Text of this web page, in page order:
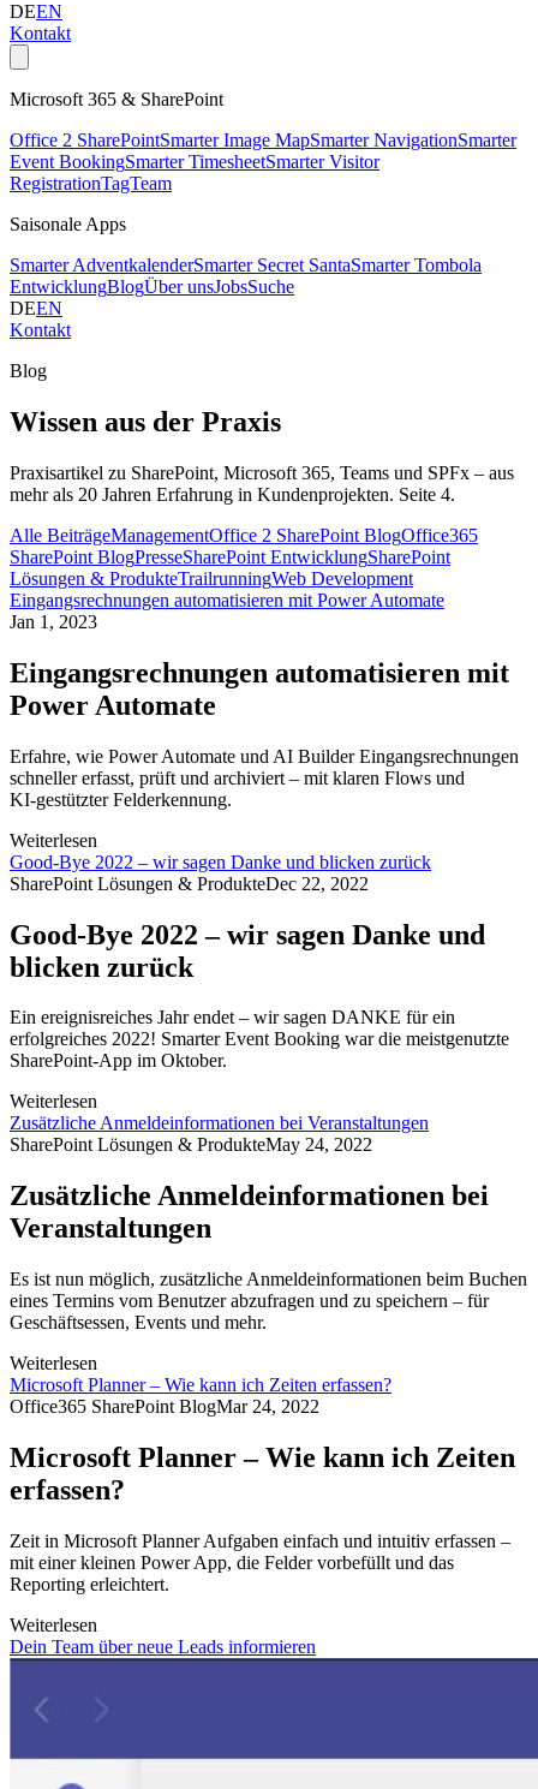
DEEN
Kontakt
Microsoft 365 & SharePoint
Office 2 SharePointSmarter Image MapSmarter NavigationSmarter
Event BookingSmarter TimesheetSmarter Visitor
RegistrationTagTeam
Saisonale Apps
Smarter AdventkalenderSmarter Secret SantaSmarter Tombola
EntwicklungBlogÜber unsJobsSuche
DEEN
Kontakt
Blog
Wissen aus der Praxis
Praxisartikel zu SharePoint, Microsoft 365, Teams und SPFx – aus
mehr als 20 Jahren Erfahrung in Kundenprojekten. Seite 4.
Alle BeiträgeManagementOffice 2 SharePoint BlogOffice365
SharePoint BlogPresseSharePoint EntwicklungSharePoint
Lösungen & ProdukteTrailrunningWeb Development
Eingangsrechnungen automatisieren mit Power Automate
Jan 1, 2023
Eingangsrechnungen automatisieren mit
Power Automate
Erfahre, wie Power Automate und AI Builder Eingangsrechnungen
schneller erfasst, prüft und archiviert – mit klaren Flows und
KI‑gestützter Felderkennung.
Weiterlesen
Good-Bye 2022 – wir sagen Danke und blicken zurück
SharePoint Lösungen & ProdukteDec 22, 2022
Good-Bye 2022 – wir sagen Danke und
blicken zurück
Ein ereignisreiches Jahr endet – wir sagen DANKE für ein
erfolgreiches 2022! Smarter Event Booking war die meistgenutzte
SharePoint-App im Oktober.
Weiterlesen
Zusätzliche Anmeldeinformationen bei Veranstaltungen
SharePoint Lösungen & ProdukteMay 24, 2022
Zusätzliche Anmeldeinformationen bei
Veranstaltungen
Es ist nun möglich, zusätzliche Anmeldeinformationen beim Buchen
eines Termins vom Benutzer abzufragen und zu speichern – für
Geschäftsessen, Events und mehr.
Weiterlesen
Microsoft Planner – Wie kann ich Zeiten erfassen?
Office365 SharePoint BlogMar 24, 2022
Microsoft Planner – Wie kann ich Zeiten
erfassen?
Zeit in Microsoft Planner Aufgaben einfach und intuitiv erfassen –
mit einer kleinen Power App, die Felder vorbefüllt und das
Reporting erleichtert.
Weiterlesen
Dein Team über neue Leads informieren